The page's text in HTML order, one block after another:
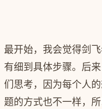
最开始，我会觉得剑
有细到具体步骤。后
们思考，因为每个人
题的方式也不一样，